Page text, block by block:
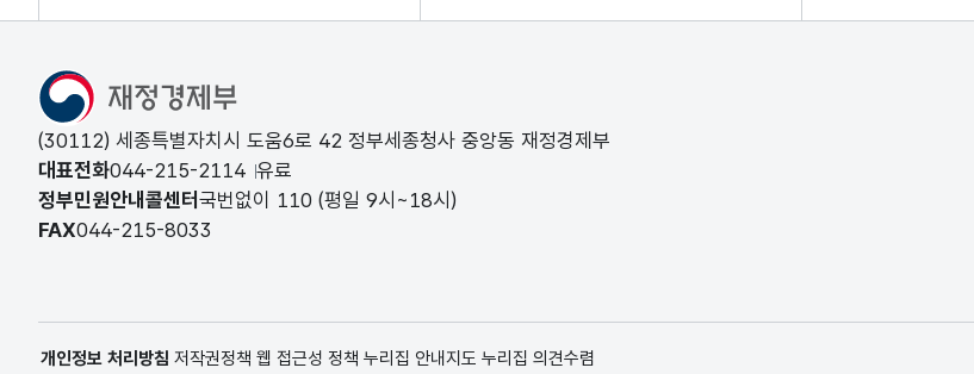
(30112) 세종특별자치시 도움6로 42 정부세종청사 중앙동 재정경제부
대표전화044-215-2114 유료
정부민원안내콜센터 국번없이 110 (평일 9시~18시)
FAX044-215-8033
개인정보 처리방침 저작권정책 웹 접근성 정책 누리집 안내지도 누리집 의견수렴